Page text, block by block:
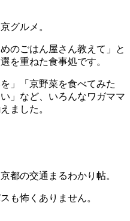
グルメ。
のごはん屋さん教えて」と
を重ねた食事処です。
」「京野菜を食べてみた
」など、いろんなワガママ
ました。
都の交通まるわかり帖。
も怖くありません。